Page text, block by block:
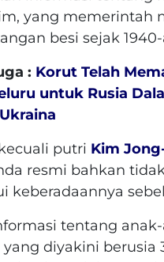
yang memerintah
besi sejak 1940-
: Korut Telah
untuk Rusia
putri Kim
resmi bahkan
keberadaannya
tentang
yang diyakini berusia